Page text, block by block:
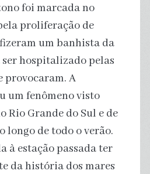
foi marcada no
proliferação de
um banhista da
hospitalizado pelas
provocaram. A
um fenômeno visto
Rio Grande do Sul e de
longo de todo o verão.
à estação passada ter
da história dos mares